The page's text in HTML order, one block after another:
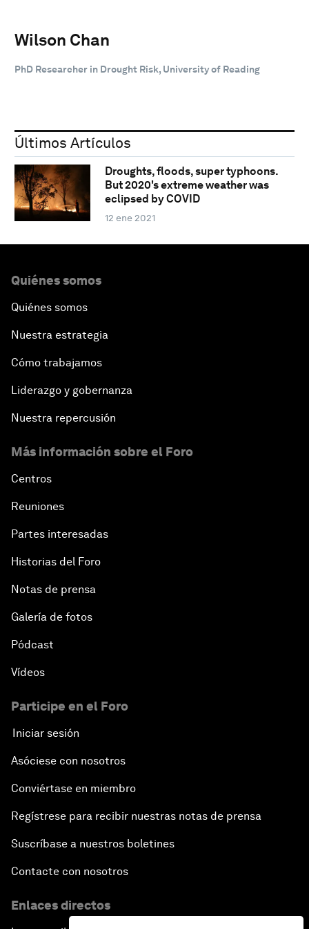
Wilson Chan
PhD Researcher in Drought Risk, University of Reading
Últimos Artículos
Droughts, floods, super typhoons.
But 2020's extreme weather was
eclipsed by COVID
12 ene 2021
Quiénes somos
Quiénes somos
Nuestra estrategia
Cómo trabajamos
Liderazgo y gobernanza
Nuestra repercusión
Más información sobre el Foro
Centros
Reuniones
Partes interesadas
Historias del Foro
Notas de prensa
Galería de fotos
Pódcast
Vídeos
Participe en el Foro
Iniciar sesión
Asóciese con nosotros
Conviértase en miembro
Regístrese para recibir nuestras notas de prensa
Suscríbase a nuestros boletines
Contacte con nosotros
Enlaces directos